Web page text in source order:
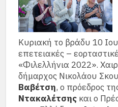
Κυριακή το βράδυ 10
επετειακές –
«Φιλελλήνια 2022».
δήμαρχος Νικολάου
Βαβέτση, ο πρόεδρος
Ντακαλέτσης και ο